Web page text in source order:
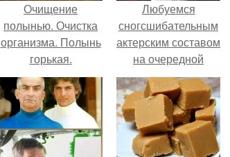
Очищение
полынью. Очистка
организма. Полынь
горькая.
Любуемся
сногсшибательным
актерским составом
на очередной
премьере нового
человека - паука.